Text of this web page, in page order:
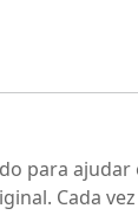
para ajudar
Cada